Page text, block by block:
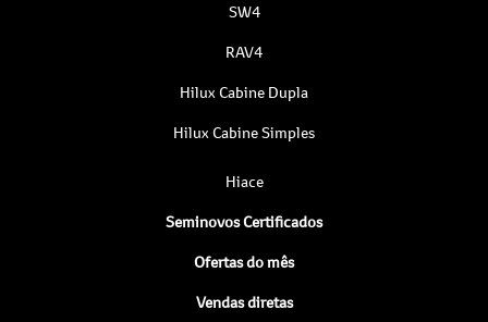
SW4
RAV4
Hilux Cabine Dupla
Hilux Cabine Simples
Hiace
Seminovos Certificados
Ofertas do mês
Vendas diretas